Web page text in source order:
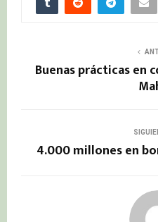
Buenas prácticas
4.000 millones en